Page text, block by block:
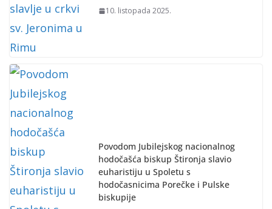
10. listopada 2025.
Povodom Jubilejskog nacionalnog
hodočašća biskup Štironja slavio
euharistiju u Spoletu s
hodočasnicima Porečke i Pulske
biskupije